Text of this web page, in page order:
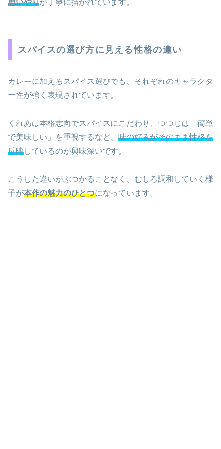
思いやりが丁寧に描かれています。
スパイスの選び方に見える性格の違い
カレーに加えるスパイス選びでも、それぞれのキャラクタ
ー性が強く表現されています。
くれあは本格志向でスパイスにこだわり、つつじは「簡単
で美味しい」を重視するなど、 味の好みがそのまま性格を
反映しているのが興味深いです。
こうした違いがぶつかることなく、むしろ調和していく様
子が本作の魅力のひとつになっています。